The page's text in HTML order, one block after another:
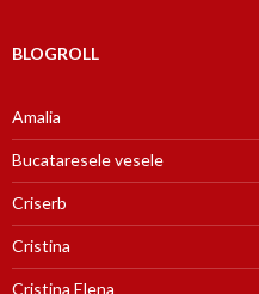
BLOGROLL
Amalia
Bucataresele vesele
Criserb
Cristina
Cristina Elena